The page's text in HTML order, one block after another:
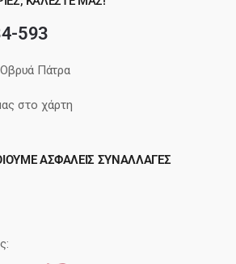
593
Πάτρα
στο χάρτη
ΑΣΦΑΛΕΙΣ ΣΥΝΑΛΛΑΓΕΣ